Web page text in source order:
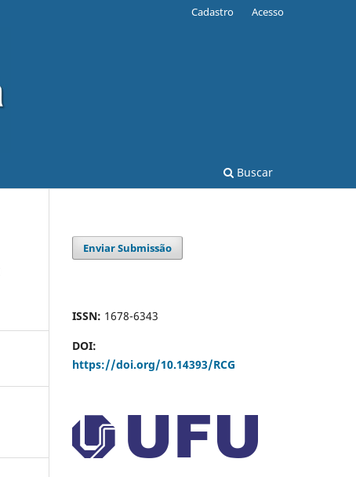
Buscar
Cadastro Acesso
Enviar Submissão
ISSN: 1678-6343
DOI:
https://doi.org/10.14393/RCG